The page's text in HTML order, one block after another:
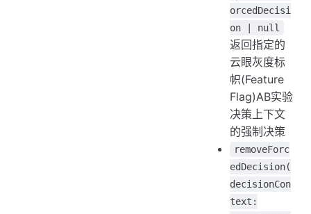
orcedDecisi
on | null
返回指定的
云眼灰度标
帜(Feature
Flag)AB实验
决策上下文
的强制决策
removeForc
edDecision(
decisionCon
text: